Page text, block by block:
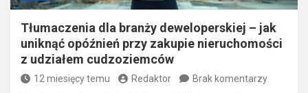
Tłumaczenia dla branży deweloperskiej – jak
uniknąć opóźnień przy zakupie nieruchomości
z udziałem cudzoziemców
12 miesięcy temu Redaktor Brak komentarzy